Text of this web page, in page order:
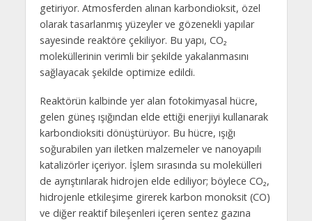
getiriyor. Atmosferden alınan karbondioksit, özel
olarak tasarlanmış yüzeyler ve gözenekli yapılar
sayesinde reaktöre çekiliyor. Bu yapı, CO₂
moleküllerinin verimli bir şekilde yakalanmasını
sağlayacak şekilde optimize edildi.
Reaktörün kalbinde yer alan fotokimyasal hücre,
gelen güneş ışığından elde ettiği enerjiyi kullanarak
karbondioksiti dönüştürüyor. Bu hücre, ışığı
soğurabilen yarı iletken malzemeler ve nanoyapılı
katalizörler içeriyor. İşlem sırasında su molekülleri
de ayrıştırılarak hidrojen elde ediliyor; böylece CO₂,
hidrojenle etkileşime girerek karbon monoksit (CO)
ve diğer reaktif bileşenleri içeren sentez gazına